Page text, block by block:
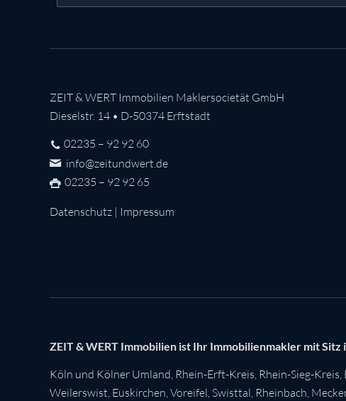
ZEIT & WERT Immobilien Maklersocietät GmbH
Dieselstr. 14 • D-50374 Erftstadt
02235 – 92 92 60
info@zeitundwert.de
02235 – 92 92 65
Datenschutz | Impressum
ZEIT & WERT Immobilien ist Ihr Immobilienmakler mit
Köln und Kölner Umland, Rhein-Erft-Kreis, Rhein-Sieg-Kreis,
Weilerswist, Euskirchen, Voreifel, Swisttal, Rheinbach,